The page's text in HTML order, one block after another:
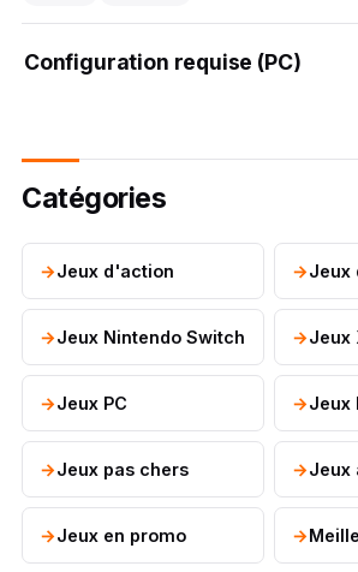
Configuration requise (PC)
Catégories
Jeux d'action Jeux
Jeux Nintendo Switch Jeux
Jeux PC Jeux
Jeux pas chers Jeux
Jeux en promo